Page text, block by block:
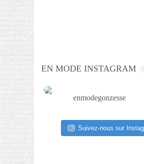
EN MODE INSTAGRAM
enmodegonzesse
Suivez-nous sur